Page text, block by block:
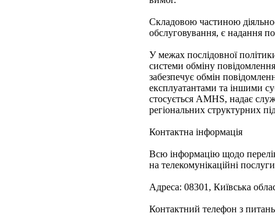
Складовою частиною
обслуговування, є надання
У межах послідовної
системи обміну
забезпечує обмін
експлуатантами та іншими
стосується AMHS, надає
регіональних структурних
Контактна інформація
Всю інформацію щодо
на телекомунікаційні
Адреса: 08301, Київська
Контактний телефон з